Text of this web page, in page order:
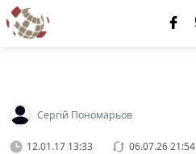
Сергій Пономарьов
12.01.17 13:33 06.07.26 21:54